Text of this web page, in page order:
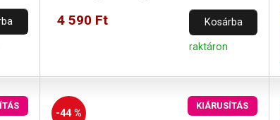
4 590 Ft Kosárba
raktáron
-44 %
KIÁRUSÍTÁS